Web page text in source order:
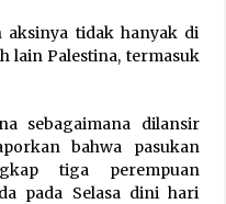
Kalah dalam Strategi
Fasilitas Nuklir Iran
dan Pembongkaran : Apa
Mungkin Terjadi ?
tidak hanyak di
lain Palestina, termasuk
sebagaimana dilansir
bahwa pasukan
tiga perempuan
pada Selasa dini hari